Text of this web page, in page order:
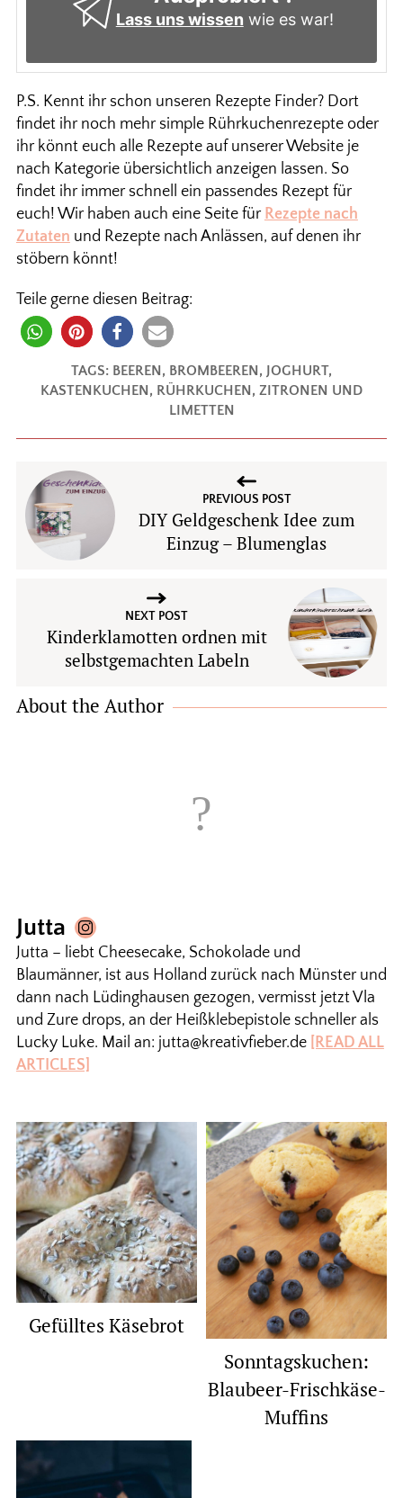
Lass uns wissen wie es war!
P.S. Kennt ihr schon unseren Rezepte Finder? Dort
findet ihr noch mehr simple Rührkuchenrezepte oder
ihr könnt euch alle Rezepte auf unserer Website je
nach Kategorie übersichtlich anzeigen lassen. So
findet ihr immer schnell ein passendes Rezept für
euch! Wir haben auch eine Seite für Rezepte nach
Zutaten und Rezepte nach Anlässen, auf denen ihr
stöbern könnt!
Teile gerne diesen Beitrag:
TAGS: BEEREN, BROMBEEREN, JOGHURT,
KASTENKUCHEN, RÜHRKUCHEN, ZITRONEN UND
LIMETTEN
PREVIOUS POST
DIY Geldgeschenk Idee zum
Einzug – Blumenglas
NEXT POST
Kinderklamotten ordnen mit
selbstgemachten Labeln
About the Author
Jutta
Jutta – liebt Cheesecake, Schokolade und
Blaumänner, ist aus Holland zurück nach Münster und
dann nach Lüdinghausen gezogen, vermisst jetzt Vla
und Zure drops, an der Heißklebepistole schneller als
Lucky Luke. Mail an: jutta@kreativfieber.de [READ ALL
ARTICLES]
Gefülltes Käsebrot
Sonntagskuchen:
Blaubeer-Frischkäse-
Muffins